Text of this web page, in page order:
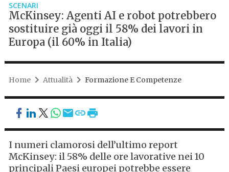
SCENARI
McKinsey: Agenti AI e robot potrebbero
sostituire già oggi il 58% dei lavori in
Europa (il 60% in Italia)
Home Attualità Formazione E Competenze
I numeri clamorosi dell’ultimo report
McKinsey: il 58% delle ore lavorative nei 10
principali Paesi europei potrebbe essere